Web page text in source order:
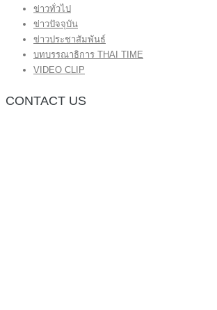
ข่าวทั่วไป
ข่าวปัจจุบัน
ข่าวประชาสัมพันธ์
บทบรรณาธิการ THAI TIME
VIDEO CLIP
CONTACT US